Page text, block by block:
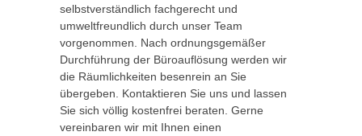
selbstverständlich fachgerecht und
umweltfreundlich durch unser Team
vorgenommen. Nach ordnungsgemäßer
Durchführung der Büroauflösung werden wir
die Räumlichkeiten besenrein an Sie
übergeben. Kontaktieren Sie uns und lassen
Sie sich völlig kostenfrei beraten. Gerne
vereinbaren wir mit Ihnen einen